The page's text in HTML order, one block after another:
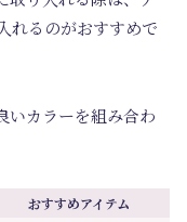
れるのがおすすめで
いカラーを組み合わ
おすすめアイテム